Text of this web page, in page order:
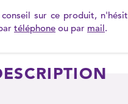
sur ce produit,
téléphone ou par mail.